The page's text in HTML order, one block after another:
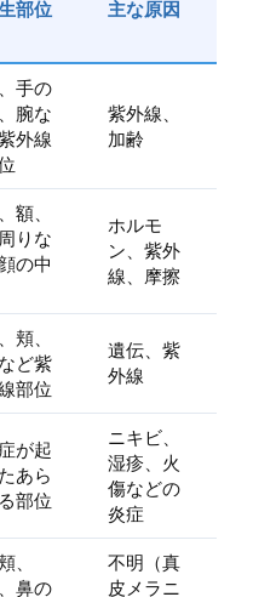
部位 主な原因
手の
腕な
外線
紫外線、
加齢
額、
りな
の中
ホルモ
ン、紫外
線、摩擦
頬、
ど紫
部位
遺伝、紫
外線
が起
あら
部位
ニキビ、
湿疹、火
傷などの
炎症
、
鼻の
不明（真
皮メラニ